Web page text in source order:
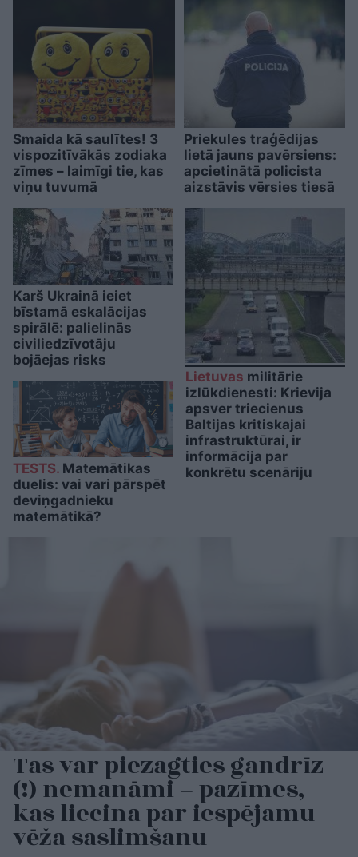
Smaida kā saulītes! 3
vispozitīvākās zodiaka
zīmes – laimīgi tie, kas
viņu tuvumā
Priekules traģēdijas
lietā jauns pavērsiens:
apcietinātā policista
aizstāvis vērsies tiesā
Karš Ukrainā ieiet
bīstamā eskalācijas
spirālē: palielinās
civiliedzīvotāju
bojāejas risks
TESTS. Matemātikas
duelis: vai vari pārspēt
deviņgadnieku
matemātikā?
Lietuvas militārie
izlūkdienesti: Krievija
apsver triecienus
Baltijas kritiskajai
infrastruktūrai, ir
informācija par
konkrētu scenāriju
Tas var piezagties gandrīz
(!) nemanāmi – pazīmes,
kas liecina par iespējamu
vēža saslimšanu